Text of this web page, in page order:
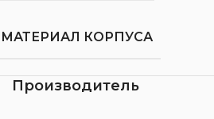
МАТЕРИАЛ КОРПУСА
Производитель